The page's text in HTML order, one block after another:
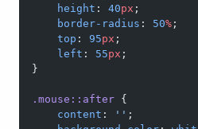
    height
: 40px ;
    border-radius
: 50% ;
    top
: 95px ;
    left
: 55px ;
}
.mouse::after {
    content
: '' ;